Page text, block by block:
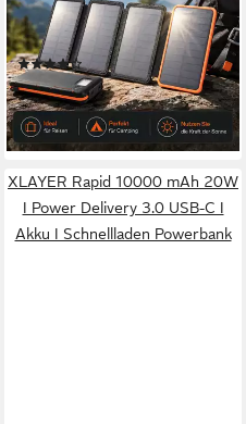
Schnellladefunktion 36800
mAh, 4 faltbaren Solarpanels,
QC 3.0 Schnellladefunktion,
USB-C Anschluss
(4)
49,99 € UVP99,99 €
-50%
lieferbar - in 3-4 Werktagen bei dir
XLAYER Rapid 10000 mAh 20W
I Power Delivery 3.0 USB-C I
Akku I Schnellladen Powerbank